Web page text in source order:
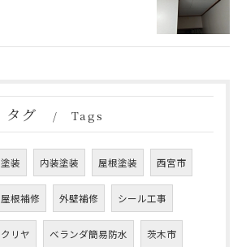
タグ Tags
塗装 内装塗装 屋根塗装 西宮市
屋根補修 外壁補修 シール工事
クリヤ ベランダ簡易防水 茨木市